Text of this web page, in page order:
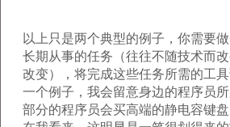
以上只是两个典型的例子，你需要
长期从事的任务（往往不随技术而
改变），将完成这些任务所需的工
一个例子，我会留意身边的程序员
部分的程序员会买高端的静电容键